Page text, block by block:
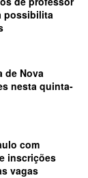
possibilita
de Nova
nesta quinta-
com
inscrições
vagas